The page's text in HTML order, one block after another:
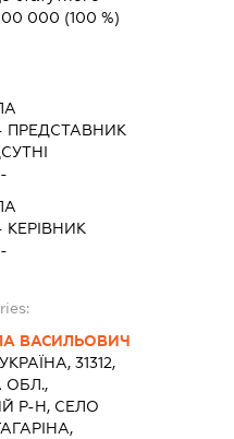
000 (100 %)
ПРЕДСТАВНИК
КЕРІВНИК
ВАСИЛЬОВИЧ
УКРАЇНА, 31312,
ОБЛ.,
Р-Н, СЕЛО